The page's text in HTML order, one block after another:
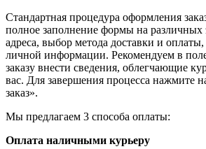
Стандартная процедура оформления
полное заполнение формы на различных
адреса, выбор метода доставки и
личной информации. Рекомендуем в
заказу внести сведения, облегчающие
вас. Для завершения процесса нажмите
заказ».
Мы предлагаем 3 способа оплаты:
Оплата наличными курьеру